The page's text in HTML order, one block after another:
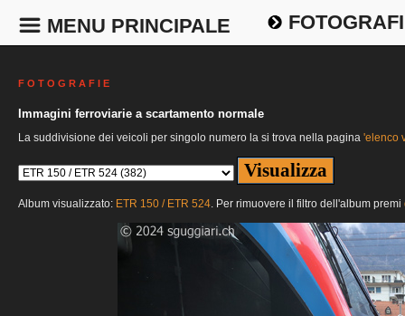
MENU PRINCIPALE
F O T O G R A F I E
Immagini ferroviarie a scartamento normale
La suddivisione dei veicoli per singolo numero la si trova nella pagina 'elenco
Album visualizzato: ETR 150 / ETR 524. Per rimuovere il filtro dell'album premi